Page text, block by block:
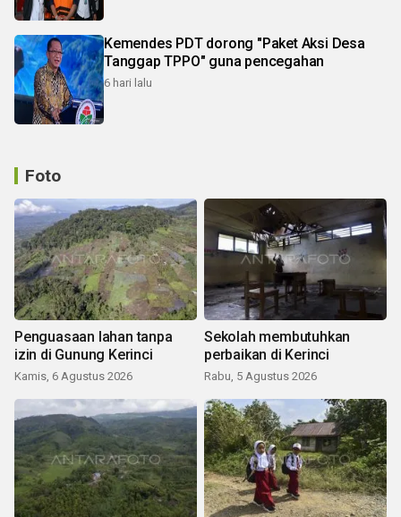
Kemendes PDT dorong "Paket Aksi Desa
Tanggap TPPO" guna pencegahan
6 hari lalu
Foto
Penguasaan lahan tanpa
izin di Gunung Kerinci
Kamis, 6 Agustus 2026
Sekolah membutuhkan
perbaikan di Kerinci
Rabu, 5 Agustus 2026